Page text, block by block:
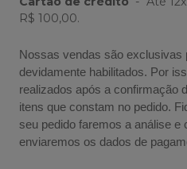
R$ 100,00.
Nossas vendas são exclusivas
devidamente habilitados. Por
realizados após a confirmação
itens que constam no pedido.
seu pedido faremos a análise e
enviaremos os dados de